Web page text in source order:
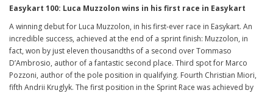
Easykart 100: Luca Muzzolon wins in his first race in Easykart
A winning debut for Luca Muzzolon, in his first-ever race in Easykart. An
incredible success, achieved at the end of a sprint finish: Muzzolon, in
fact, won by just eleven thousandths of a second over Tommaso
D’Ambrosio, author of a fantastic second place. Third spot for Marco
Pozzoni, author of the pole position in qualifying. Fourth Christian Miori,
fifth Andrii Kruglyk. The first position in the Sprint Race was achieved by